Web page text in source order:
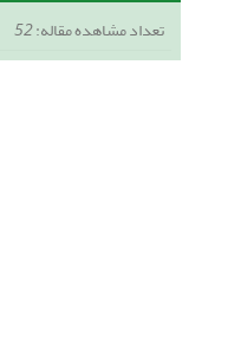
تعداد مشاهده مقاله:52